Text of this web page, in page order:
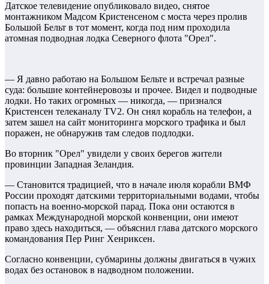
Датское телевидение опубликовало видео, снятое
монтажником Мадсом Кристенсеном с моста через пролив
Большой Бельт в тот момент, когда под ним проходила
атомная подводная лодка Северного флота "Орел".
— Я давно работаю на Большом Бельте и встречал разные
суда: большие контейнеровозы и прочее. Видел и подводные
лодки. Но таких огромных — никогда, — признался
Кристенсен телеканалу TV2. Он снял корабль на телефон, а
затем зашел на сайт мониторинга морского трафика и был
поражен, не обнаружив там следов подлодки.
Во вторник "Орел" увидели у своих берегов жители
провинции Западная Зеландия.
— Становится традицией, что в начале июля корабли ВМФ
России проходят датскими территориальными водами, чтобы
попасть на военно-морской парад. Пока они остаются в
рамках Международной морской конвенции, они имеют
право здесь находиться, — объяснил глава датского морского
командования Пер Ринг Хенриксен.
Согласно конвенции, субмарины должны двигаться в чужих
водах без остановок в надводном положении.